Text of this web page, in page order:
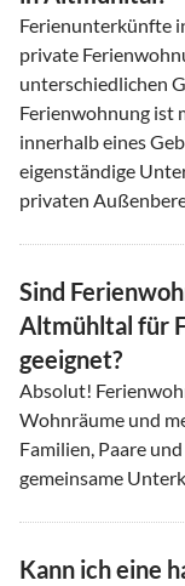
Ferienunterkünfte
private
unterschiedlichen
Ferienwohnung ist
innerhalb eines
eigenständige
privaten
Sind
Altmühltal für
geeignet?
Absolut!
Wohnräume und
Familien, Paare
gemeinsame
Kann ich eine